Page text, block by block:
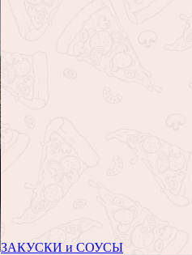
ЗАКУСКИ и СОУСЫ